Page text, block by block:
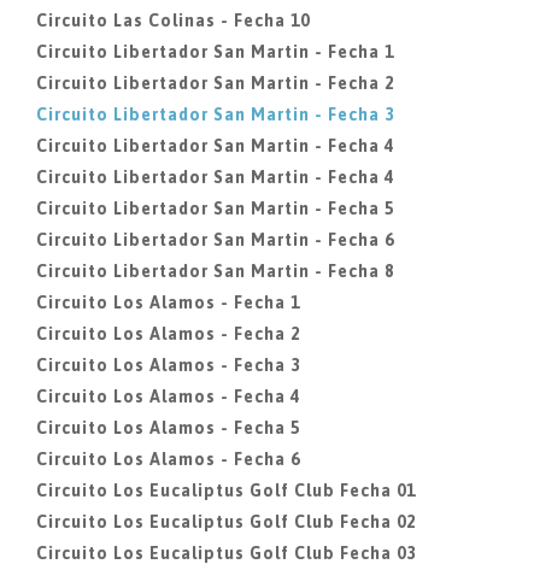
Circuito Las Colinas - Fecha 10
Circuito Libertador San Martin - Fecha 1
Circuito Libertador San Martin - Fecha 2
Circuito Libertador San Martin - Fecha 3
Circuito Libertador San Martin - Fecha 4
Circuito Libertador San Martin - Fecha 4
Circuito Libertador San Martin - Fecha 5
Circuito Libertador San Martin - Fecha 6
Circuito Libertador San Martin - Fecha 8
Circuito Los Alamos - Fecha 1
Circuito Los Alamos - Fecha 2
Circuito Los Alamos - Fecha 3
Circuito Los Alamos - Fecha 4
Circuito Los Alamos - Fecha 5
Circuito Los Alamos - Fecha 6
Circuito Los Eucaliptus Golf Club Fecha 01
Circuito Los Eucaliptus Golf Club Fecha 02
Circuito Los Eucaliptus Golf Club Fecha 03